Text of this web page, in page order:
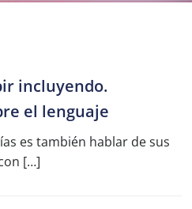
incluyendo.
el lenguaje
es también hablar de sus
[…]